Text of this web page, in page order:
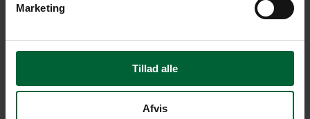
Marketing
Tillad alle
Afvis